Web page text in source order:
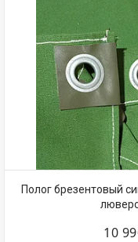
Полог брезентовый
10